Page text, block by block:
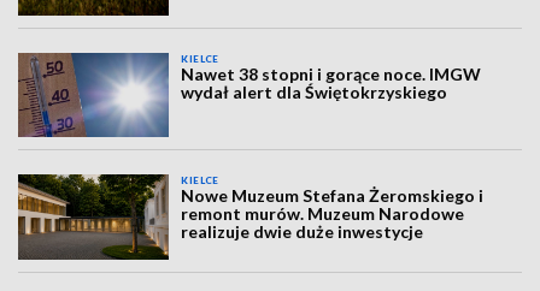
KIELCE
Nawet 38 stopni i gorące noce. IMGW
wydał alert dla Świętokrzyskiego
KIELCE
Nowe Muzeum Stefana Żeromskiego i
remont murów. Muzeum Narodowe
realizuje dwie duże inwestycje